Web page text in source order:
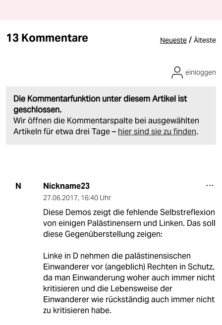
13 Kommentare Neueste / Älteste
Die Kommentarfunktion unter diesem Artikel ist
geschlossen.
Wir öffnen die Kommentarspalte bei ausgewählten
Artikeln für etwa drei Tage – hier sind sie zu finden.
einloggen
N Nickname23
27.06.2017, 16:40 Uhr
Diese Demos zeigt die fehlende Selbstreflexion
von einigen Palästinensern und Linken. Das soll
diese Gegenüberstellung zeigen:
Linke in D nehmen die palästinensischen
Einwanderer vor (angeblich) Rechten in Schutz,
da man Einwanderung woher auch immer nicht
kritisieren und die Lebensweise der
Einwanderer wie rückständig auch immer nicht
zu kritisieren habe.